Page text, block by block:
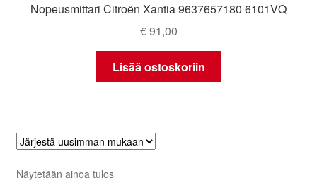
Valitukset
Nopeusmittari Citroën Xantia 9637657180 6101VQ
€91,00
Lisää ostoskoriin
Näytetään ainoa tulos